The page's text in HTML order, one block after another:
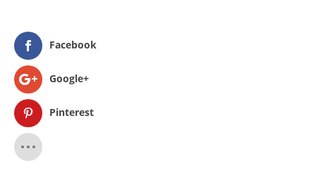
Facebook
Google+
Pinterest